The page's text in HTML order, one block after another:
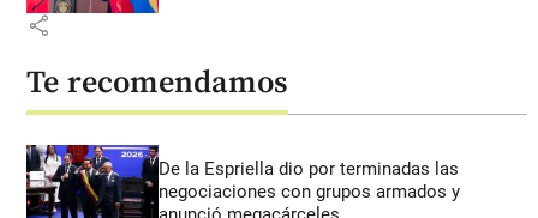
share
Te recomendamos
De la Espriella dio por terminadas las
negociaciones con grupos armados y